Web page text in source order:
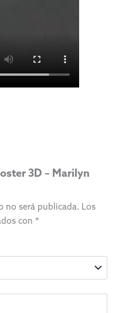
3D – Marilyn
no será publicada. Los
con *